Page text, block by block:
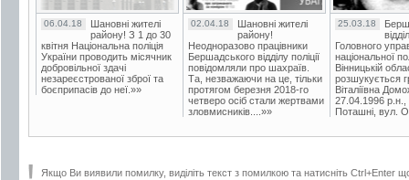
06.04.18
Шановні жителі
району! З 1 до 30
квітня Національна поліція
України проводить місячник
добровільної здачі
незареєстрованої зброї та
боєприпасів до неї.»»
02.04.18
Шановні жителі
району!
Неодноразово працівники
Бершадського відділу поліції
повідомляли про шахраїв.
Та, незважаючи на це, тільки
протягом березня 2018-го
четверо осіб стали жертвами
зловмисників....»»
25.03.18
Головного
національної
Вінницькій
розшукується
Віталіївна
27.04.1996 р.н.,
Поташні, вул.
Якщо Ви виявили помилку, виділіть текст з помилкою та натисніть Ctrl+Enter